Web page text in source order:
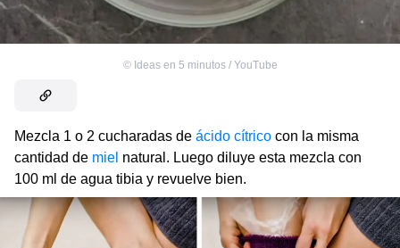
© Ideas en 5 minutos / YouTube
Mezcla 1 o 2 cucharadas de ácido cítrico con la misma
cantidad de miel natural. Luego diluye esta mezcla con
100 ml de agua tibia y revuelve bien.